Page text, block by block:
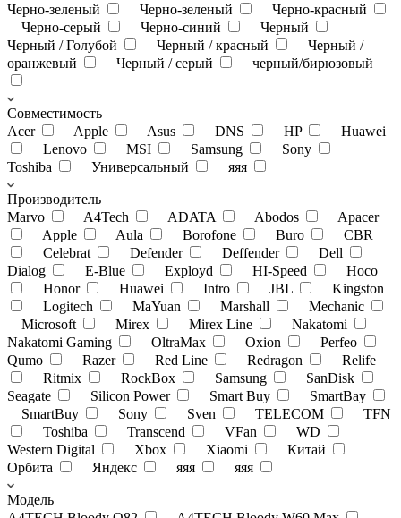
Черно-зеленый
Черно-зеленый
Черно-красный
Черно-серый
Черно-синий
Черный
Черный / Голубой
Черный / красный
Черный /
оранжевый
Черный / серый черный/бирюзовый
Совместимость
Acer
Apple Asus DNS HP
Huawei
Lenovo
MSI Samsung
Sony
Toshiba
Универсальный яяя
Производитель
Marvo
A4Tech ADATA Abodos
Apacer
Apple
Aula Borofone Buro
CBR
Celebrat
Defender Deffender
Dell
Dialog
E-Blue Exployd HI-Speed
Hoco
Honor
Huawei Intro JBL
Kingston
Logitech
MaYuan Marshall
Mechanic
Microsoft
Mirex Mirex Line
Nakatomi
Nakatomi Gaming
OltraMax Oxion
Perfeo
Qumo
Razer Red Line Redragon
Relife
Ritmix
RockBox Samsung
SanDisk
Seagate
Silicon Power Smart Buy
SmartBay
SmartBuy
Sony Sven TELECOM
TFN
Toshiba
Transcend VFan
WD
Western Digital
Xbox Xiaomi
Китай
Орбита
Яндекс яяя яяя
Модель